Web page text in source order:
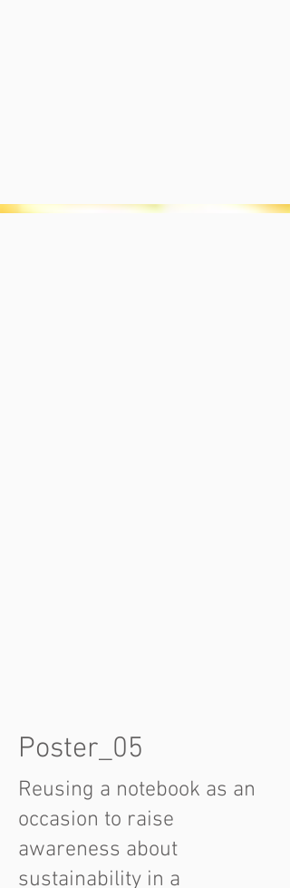
Poster_05
Reusing a notebook as an
occasion to raise
awareness about
sustainability in a